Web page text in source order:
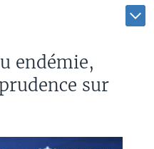
endémie,
sur